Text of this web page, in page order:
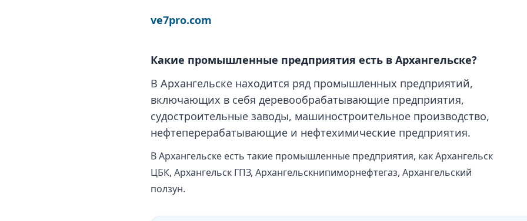
ve7pro.com
Какие промышленные предприятия есть в Архангельске?
В Архангельске находится ряд промышленных предприятий,
включающих в себя деревообрабатывающие предприятия,
судостроительные заводы, машиностроительное производство,
нефтеперерабатывающие и нефтехимические предприятия.
В Архангельске есть такие промышленные предприятия, как Архангельск
ЦБК, Архангельск ГПЗ, Архангельскнипиморнефтегаз, Архангельский
ползун.